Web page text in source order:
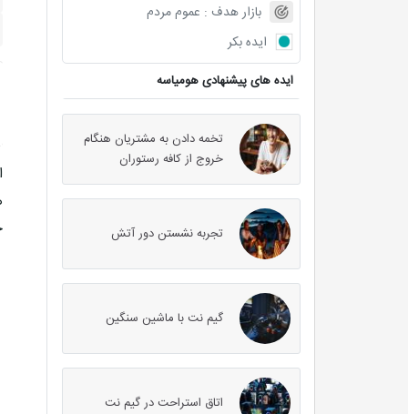
بازار هدف : عموم مردم
ایده بکر
ایده های پیشنهادی هومیاسه
تخمه دادن به مشتریان هنگام
خروج از کافه رستوران
تجربه نشستن دور آتش
گیم نت با ماشین سنگین
اتاق استراحت در گیم نت